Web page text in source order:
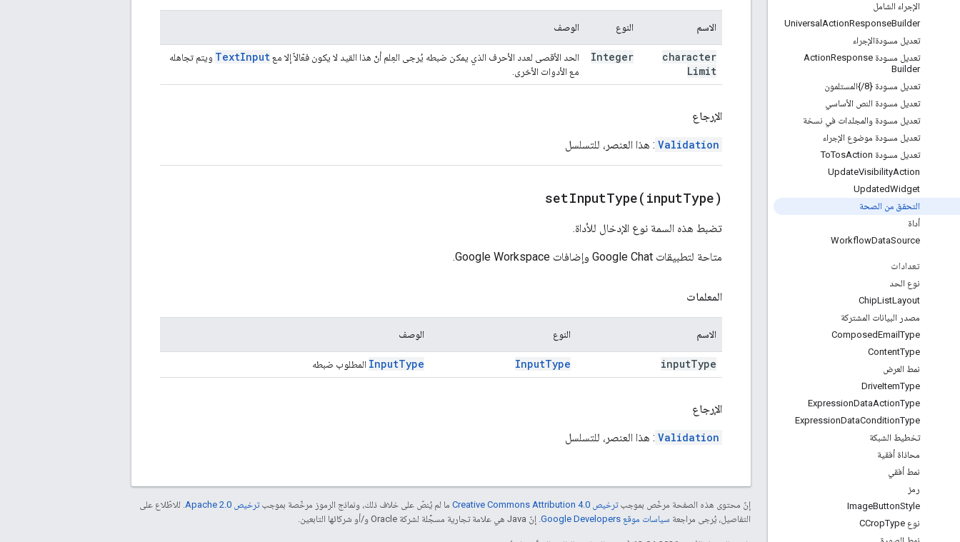
الإجراء الشامل
Universal ActionResponseBuilder
تعديل مسودةالإجراء
تعديل مسودة Action Response
Builder
تعديل مسودة {8 /}المستلمون
تعديل مسودة النص الأساسي
تعديل مسودة والمجلدات في نسخة
تعديل مسودة موضوع الإجراء
تعديل مسودة To
TosAction
UpdateVisibilityAction
UpdatedWidget
التحقق من الصحة
أداة
WorkflowDataSource
تعدادات
نوع الحد
ChipListLayout
مصدر البيانات المشتركة
ComposedEmailType
ContentType
نمط العرض
DriveItemType
ExpressionDataActionType
ExpressionDataConditionType
تخطيط الشبكة
محاذاة أفقية
نمط أفقي
رمز
ImageButtonStyle
نوع CCrop Type
الاسم النوع الوصف
character
Limit
Integer الحد الأقصى لعدد الأحرف الذي يمكن ضبطه يُرجى العِلم أنّ هذا القيد لا يكون فعّالاً إلا مع TextInput
ويتم تجاهله
مع الأدوات الأخرى.
الإرجاع
Validation : هذا العنصر، للتسلسل
setInputType( inputType)
تضبط هذه السمة نوع الإدخال للأداة.
متاحة لتطبيقات Google Chat وإضافات Google Workspace.
المعلمات
الاسم النوع الوصف
inputType
InputType
InputType المطلوب ضبطه
الإرجاع
Validation : هذا العنصر، للتسلسل
إنّ محتوى هذه الصفحة مرخّص بموجبترخيص Creative Commons Attribution 4.0‏ ما لم يُنصّ على خلاف ذلك، ونماذج الرموز مرخّصة بموجبترخيص Apache 2.0‏
. للاطّلاع على
التفاصيل، يُرجى مراجعة سياسات موقع Google Developers‏ . إنّ Java هي علامة تجارية مسجَّلة لشركة Oracle و/أو شركائها التابعين.